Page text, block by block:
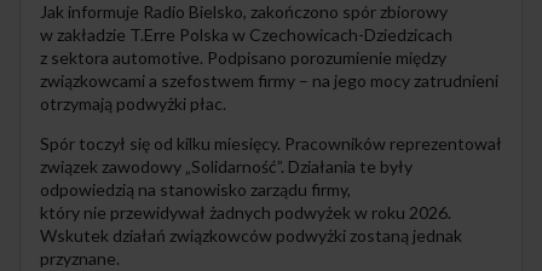
Jak informuje Radio Bielsko, zakończono spór zbiorowy
w zakładzie T.Erre Polska w Czechowicach-Dziedzicach
z sektora automotive. Podpisano porozumienie między
związkowcami a szefostwem firmy – na jego mocy zatrudnieni
otrzymają podwyżki płac.
Spór toczył się od kilku miesięcy. Pracowników reprezentował
związek zawodowy „Solidarność”. Działania te były
odpowiedzią na stanowisko zarządu firmy,
który nie przewidywał żadnych podwyżek w roku 2026.
Wskutek działań związkowców podwyżki zostaną jednak
przyznane.